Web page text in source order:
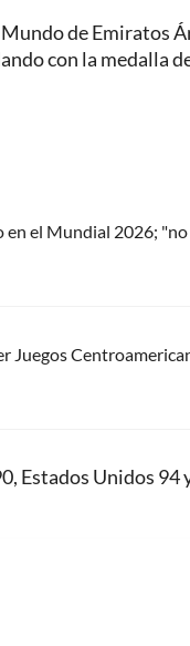
de Emiratos
con la medalla
en el Mundial 2026;
Juegos
Estados Unidos 94